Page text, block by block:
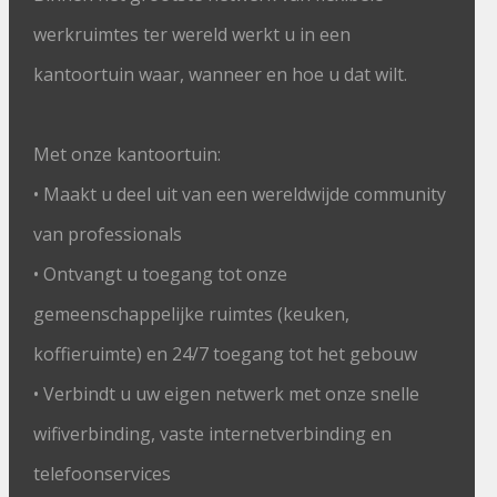
werkruimtes ter wereld werkt u in een
kantoortuin waar, wanneer en hoe u dat wilt.
Met onze kantoortuin:
• Maakt u deel uit van een wereldwijde community
van professionals
• Ontvangt u toegang tot onze
gemeenschappelijke ruimtes (keuken,
koffieruimte) en 24/7 toegang tot het gebouw
• Verbindt u uw eigen netwerk met onze snelle
wifiverbinding, vaste internetverbinding en
telefoonservices